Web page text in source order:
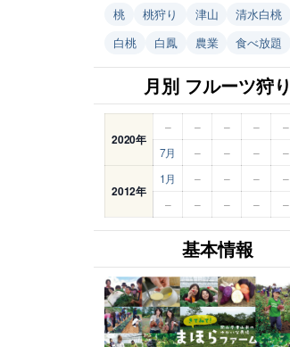
桃
桃狩り 津山
清水白桃
白桃
白鳳 農業 食べ放題
月別 フルーツ狩り
2020年
– – – – –
7月
– – – –
2012年
1月 – – – –
–
– – – –
基本情報